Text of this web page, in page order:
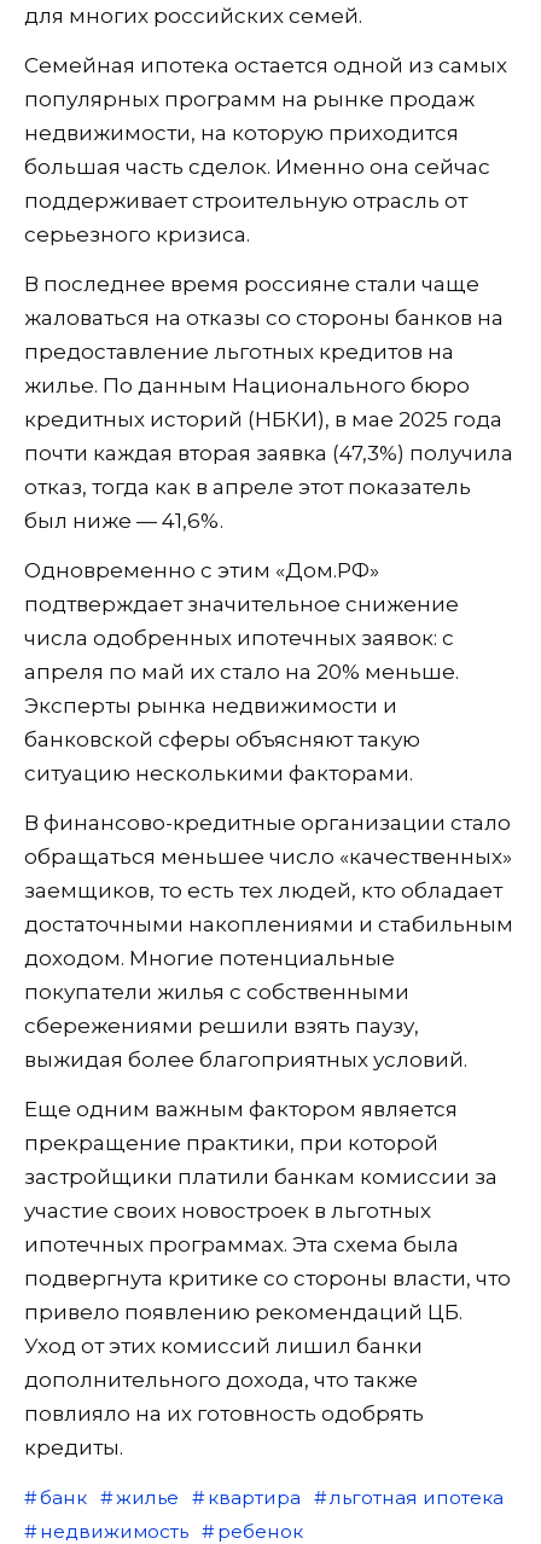
для многих российских семей.
Семейная ипотека остается одной из самых
популярных программ на рынке продаж
недвижимости, на которую приходится
большая часть сделок. Именно она сейчас
поддерживает строительную отрасль от
серьезного кризиса.
В последнее время россияне стали чаще
жаловаться на отказы со стороны банков на
предоставление льготных кредитов на
жилье. По данным Национального бюро
кредитных историй (НБКИ), в мае 2025 года
почти каждая вторая заявка (47,3%) получила
отказ, тогда как в апреле этот показатель
был ниже — 41,6%.
Одновременно с этим «Дом.РФ»
подтверждает значительное снижение
числа одобренных ипотечных заявок: с
апреля по май их стало на 20% меньше.
Эксперты рынка недвижимости и
банковской сферы объясняют такую
ситуацию несколькими факторами.
В финансово-кредитные организации стало
обращаться меньшее число «качественных»
заемщиков, то есть тех людей, кто обладает
достаточными накоплениями и стабильным
доходом. Многие потенциальные
покупатели жилья с собственными
сбережениями решили взять паузу,
выжидая более благоприятных условий.
Еще одним важным фактором является
прекращение практики, при которой
застройщики платили банкам комиссии за
участие своих новостроек в льготных
ипотечных программах. Эта схема была
подвергнута критике со стороны власти, что
привело появлению рекомендаций ЦБ.
Уход от этих комиссий лишил банки
дополнительного дохода, что также
повлияло на их готовность одобрять
кредиты.
банк жилье квартира
льготная ипотека
недвижимость
ребенок